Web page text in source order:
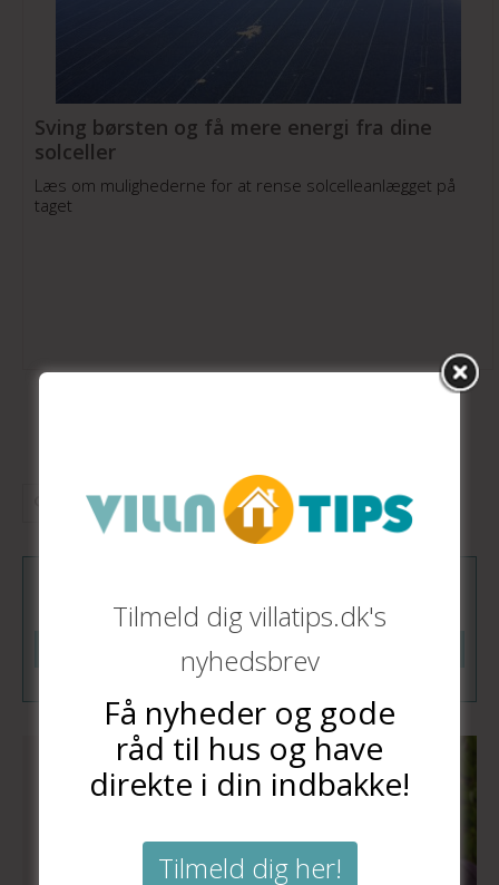
Sving børsten og få mere energi fra dine
solceller
Læs om mulighederne for at rense solcelleanlægget på
taget
Tilmeld dig vores nyhedsbrev
Tilmeld
Tilmeld dig villatips.dk's
nyhedsbrev
Få nyheder og gode
råd til hus og have
direkte i din indbakke!
Tilmeld dig her!